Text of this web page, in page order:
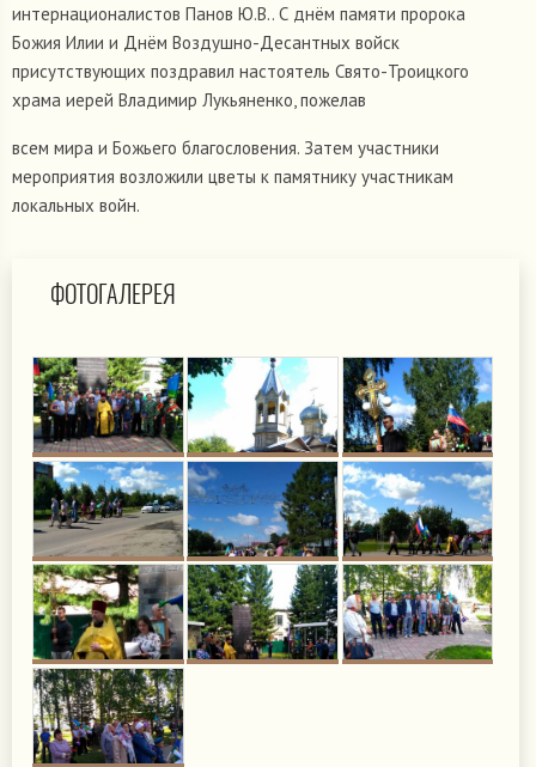
интернационалистов Панов Ю.В.. С днём памяти пророка
Божия Илии и Днём Воздушно-Десантных войск
присутствующих поздравил настоятель Свято-Троицкого
храма иерей Владимир Лукьяненко, пожелав
всем мира и Божьего благословения. Затем участники
мероприятия возложили цветы к памятнику участникам
локальных войн.
ФОТОГАЛЕРЕЯ